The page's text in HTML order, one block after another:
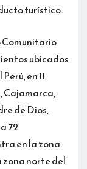
turístico.
ubicados
en 11
Cajamarca,
de Dios,
72
en la zona
zona norte del